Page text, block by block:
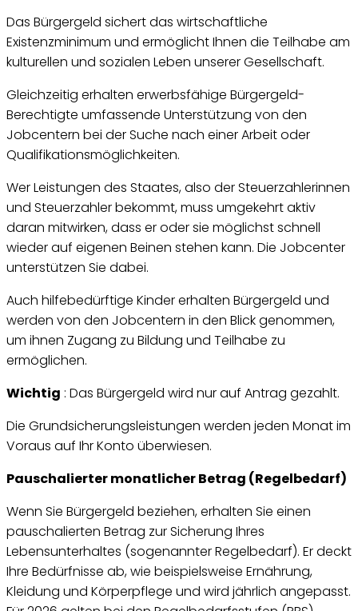
Das Bürgergeld sichert das wirtschaftliche
Existenzminimum und ermöglicht Ihnen die Teilhabe am
kulturellen und sozialen Leben unserer Gesellschaft.
Gleichzeitig erhalten erwerbsfähige Bürgergeld-
Berechtigte umfassende Unterstützung von den
Jobcentern bei der Suche nach einer Arbeit oder
Qualifikationsmöglichkeiten.
Wer Leistungen des Staates, also der Steuerzahlerinnen
und Steuerzahler bekommt, muss umgekehrt aktiv
daran mitwirken, dass er oder sie möglichst schnell
wieder auf eigenen Beinen stehen kann. Die Jobcenter
unterstützen Sie dabei.
Auch hilfebedürftige Kinder erhalten Bürgergeld und
werden von den Jobcentern in den Blick genommen,
um ihnen Zugang zu Bildung und Teilhabe zu
ermöglichen.
Wichtig : Das Bürgergeld wird nur auf Antrag gezahlt.
Die Grundsicherungsleistungen werden jeden Monat im
Voraus auf Ihr Konto überwiesen.
Pauschalierter monatlicher Betrag (Regelbedarf)
Wenn Sie Bürgergeld beziehen, erhalten Sie einen
pauschalierten Betrag zur Sicherung Ihres
Lebensunterhaltes (sogenannter Regelbedarf). Er deckt
Ihre Bedürfnisse ab, wie beispielsweise Ernährung,
Kleidung und Körperpflege und wird jährlich angepasst.